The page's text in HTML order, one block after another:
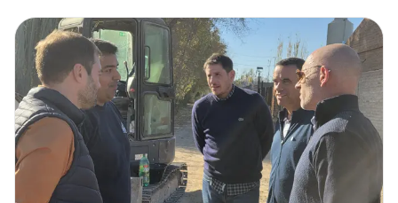
Autoridades
Delegaciones
Consultorios Propios
Presentación CV
Transparencia